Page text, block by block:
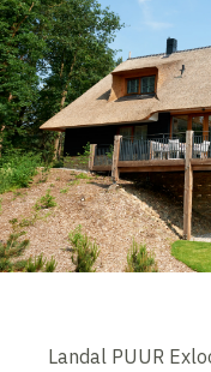
Landal PUUR